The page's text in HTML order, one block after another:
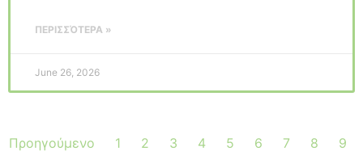
ΠΕΡΙΣΣΌΤΕΡΑ »
June 26, 2026
Προηγούμενο 1 2 3 4 5 6 7 8
9